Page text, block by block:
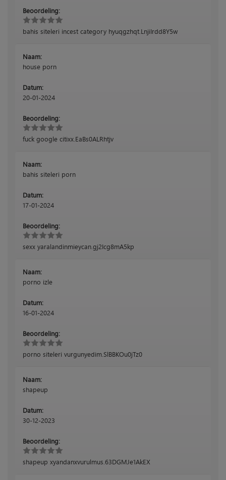
Beoordeling:
bahis siteleri incest category hyuqgzhqt.LnjiIrdd8Y5w
Naam:
house porn
Datum:
20-01-2024
Beoordeling:
fuck google citixx.EaBs0ALRhtjv
Naam:
bahis siteleri porn
Datum:
17-01-2024
Beoordeling:
sexx yaralandinmieycan.gj2Icg8mA5kp
Naam:
porno izle
Datum:
16-01-2024
Beoordeling:
porno siteleri vurgunyedim.SlBBKOu0jTz0
Naam:
shapeup
Datum:
30-12-2023
Beoordeling:
shapeup xyandanxvurulmus.63DGMJe1AkEX